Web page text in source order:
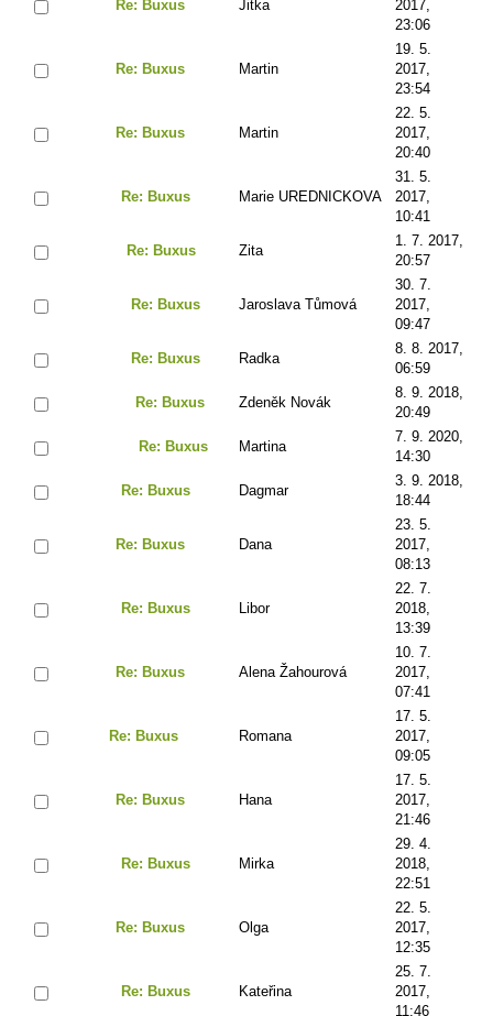
Re: Buxus Jitka
2017,
23:06
Re: Buxus Martin
19. 5.
2017,
23:54
Re: Buxus Martin
22. 5.
2017,
20:40
Re: Buxus Marie UREDNICKOVA
31. 5.
2017,
10:41
Re: Buxus Zita
1. 7. 2017,
20:57
Re: Buxus Jaroslava Tůmová
30. 7.
2017,
09:47
Re: Buxus Radka
8. 8. 2017,
06:59
Re: Buxus Zdeněk Novák
8. 9. 2018,
20:49
Re: Buxus Martina
7. 9. 2020,
14:30
Re: Buxus Dagmar
3. 9. 2018,
18:44
Re: Buxus Dana
23. 5.
2017,
08:13
Re: Buxus Libor
22. 7.
2018,
13:39
Re: Buxus Alena Žahourová
10. 7.
2017,
07:41
Re: Buxus Romana
17. 5.
2017,
09:05
Re: Buxus Hana
17. 5.
2017,
21:46
Re: Buxus Mirka
29. 4.
2018,
22:51
Re: Buxus Olga
22. 5.
2017,
12:35
Re: Buxus Kateřina
25. 7.
2017,
11:46